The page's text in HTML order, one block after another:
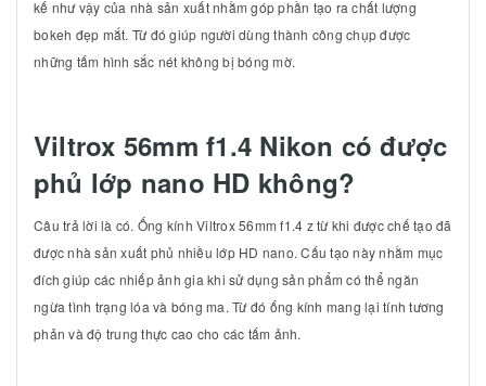
kế như vậy của nhà sản xuất nhằm góp phần tạo ra chất lượng
bokeh đẹp mắt. Từ đó giúp người dùng thành công chụp được
những tấm hình sắc nét không bị bóng mờ.
Viltrox 56mm f1.4 Nikon có được
phủ lớp nano HD không?
Câu trả lời là có. Ống kính Viltrox 56mm f1.4 z từ khi được chế tạo đã
được nhà sản xuất phủ nhiều lớp HD nano. Cấu tạo này nhằm mục
đích giúp các nhiếp ảnh gia khi sử dụng sản phẩm có thể ngăn
ngừa tình trạng lóa và bóng ma. Từ đó ống kính mang lại tính tương
phản và độ trung thực cao cho các tấm ảnh.